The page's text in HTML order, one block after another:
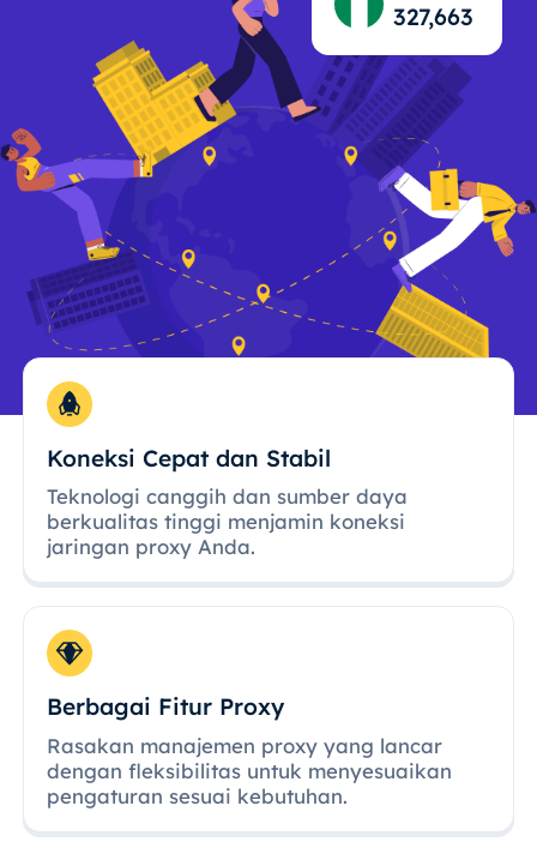
327,664
Koneksi Cepat dan Stabil
Teknologi canggih dan sumber daya
berkualitas tinggi menjamin koneksi
jaringan proxy Anda.
Berbagai Fitur Proxy
Rasakan manajemen proxy yang lancar
dengan fleksibilitas untuk menyesuaikan
pengaturan sesuai kebutuhan.